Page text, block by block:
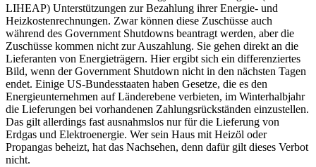
LIHEAP) Unterstützungen zur Bezahlung ihrer Energie- und
Heizkostenrechnungen. Zwar können diese Zuschüsse auch
während des Government Shutdowns beantragt werden, aber die
Zuschüsse kommen nicht zur Auszahlung. Sie gehen direkt an die
Lieferanten von Energieträgern. Hier ergibt sich ein differenziertes
Bild, wenn der Government Shutdown nicht in den nächsten Tagen
endet. Einige US-Bundesstaaten haben Gesetze, die es den
Energieunternehmen auf Länderebene verbieten, im Winterhalbjahr
die Lieferungen bei vorhandenen Zahlungsrückständen einzustellen.
Das gilt allerdings fast ausnahmslos nur für die Lieferung von
Erdgas und Elektroenergie. Wer sein Haus mit Heizöl oder
Propangas beheizt, hat das Nachsehen, denn dafür gilt dieses Verbot
nicht.